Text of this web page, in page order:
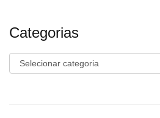
Categorias
Categorias